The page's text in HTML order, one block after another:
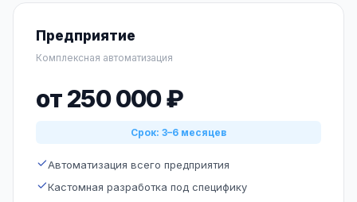
Предприятие
Комплексная автоматизация
от 250 000 ₽
Срок: 3–6 месяцев
Автоматизация всего предприятия
Кастомная разработка под специфику